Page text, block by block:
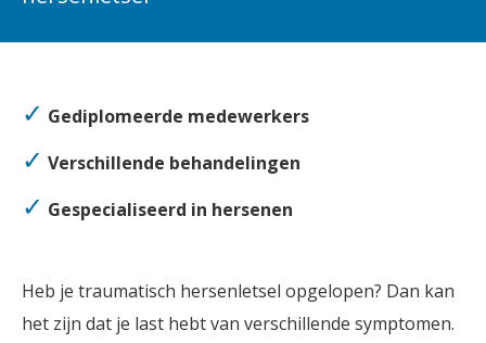
✓ Gediplomeerde medewerkers
✓ Verschillende behandelingen
✓ Gespecialiseerd in hersenen
Heb je traumatisch hersenletsel opgelopen? Dan kan
het zijn dat je last hebt van verschillende symptomen.